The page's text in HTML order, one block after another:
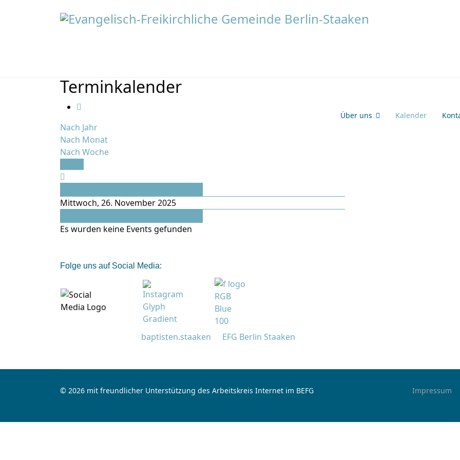
Über uns Kalender
Terminkalender
Nach Jahr
Nach Monat
Nach Woche
Mittwoch, 26. November 2025
Es wurden keine Events gefunden
Folge uns auf Social Media:
baptisten.staaken EFG Berlin Staaken
© 2026 mit freundlicher Unterstützung des Arbeitskreis Internet im BEFG Impressum